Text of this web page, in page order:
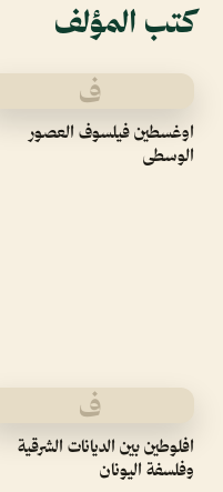
كتب المؤلف
ف
اوغسطين فيلسوف العصور
الوسطى
ف
افلوطين بين الديانات الشرقية
وفلسفة اليونان